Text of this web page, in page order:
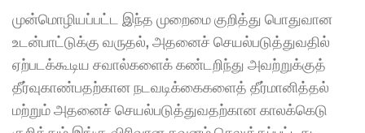
முன்மொழியப்பட்ட இந்த முறைமை குறித்து பொதுவான
உடன்பாட்டுக்கு வருதல், அதனைச் செயல்படுத்துவதில்
ஏற்படக்கூடிய சவால்களைக் கண்டறிந்து அவற்றுக்குத்
தீர்வுகாண்பதற்கான நடவடிக்கைகளைத் தீர்மானித்தல்
மற்றும் அதனைச் செயல்படுத்துவதற்கான காலக்கெடு